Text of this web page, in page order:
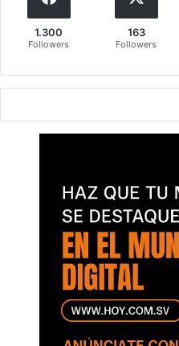
1.300
Followers
163
Followers